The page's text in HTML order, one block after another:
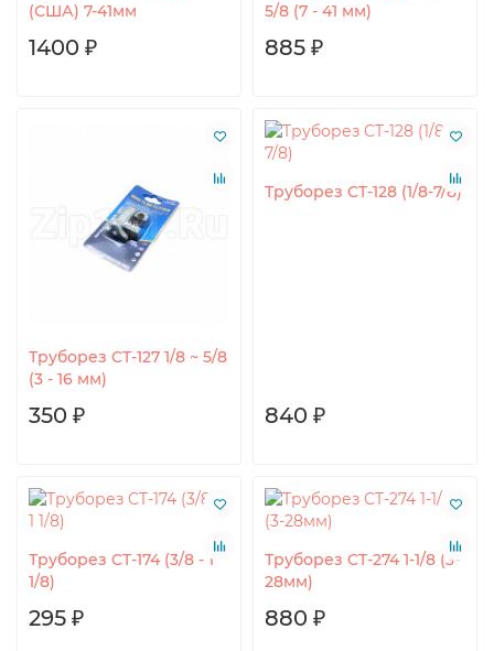
(США) 7-41мм
1400 ₽
5/8 (7 - 41 мм)
885 ₽
Труборез CT-127 1/8 ~ 5/8
(3 - 16 мм)
350 ₽
Труборез CT-128 (1/8-7/8)
840 ₽
Труборез CT-174 (3/8 - 1
1/8)
295 ₽
Труборез CT-274 1-1/8 (3-
28мм)
880 ₽